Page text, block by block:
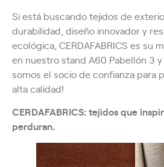
Si está buscando tejidos de
durabilidad, diseño innovador y
ecológica, CERDAFABRICS es su
en nuestro stand A60 Pabellón 3
somos el socio de confianza para
alta calidad!
CERDAFABRICS: tejidos que
perduran.